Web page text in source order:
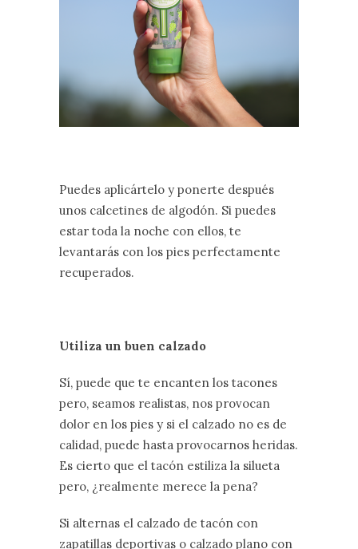
Puedes aplicártelo y ponerte después
unos calcetines de algodón. Si puedes
estar toda la noche con ellos, te
levantarás con los pies perfectamente
recuperados.
Utiliza un buen calzado
Sí, puede que te encanten los tacones
pero, seamos realistas, nos provocan
dolor en los pies y si el calzado no es de
calidad, puede hasta provocarnos heridas.
Es cierto que el tacón estiliza la silueta
pero, ¿realmente merece la pena?
Si alternas el calzado de tacón con
zapatillas deportivas o calzado plano con